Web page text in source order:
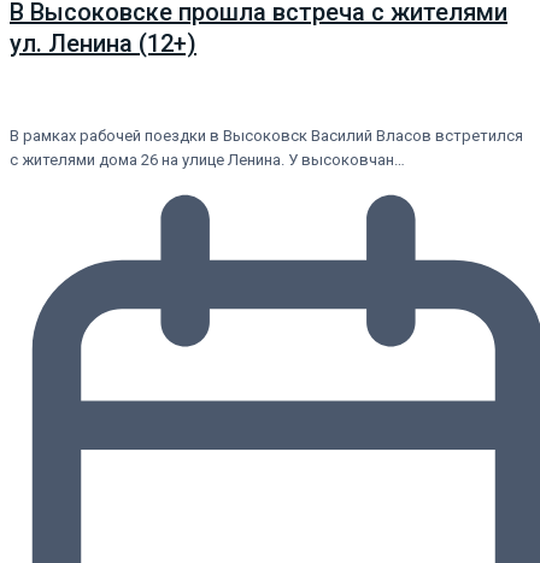
В Высоковске прошла встреча с жителями
ул. Ленина (12+)
В рамках рабочей поездки в Высоковск Василий Власов встретился
с жителями дома 26 на улице Ленина. У высоковчан…